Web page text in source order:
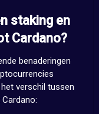
staking en
Cardano?
benaderingen
verschil tussen